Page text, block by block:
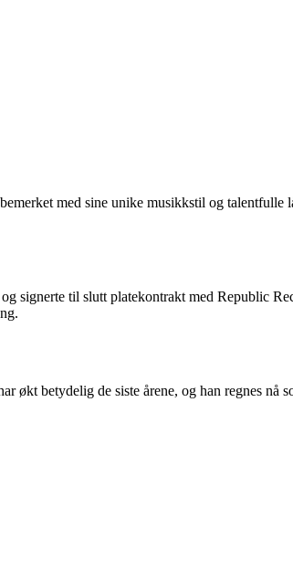
med sine unike musikkstil og
signerte til slutt platekontrakt med Republic
økt betydelig de siste årene, og han regnes nå